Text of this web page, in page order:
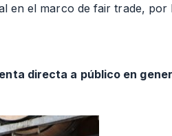
en el marco de fair trade, por
directa a público en